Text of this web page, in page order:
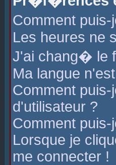
Comment
Les heures ne
J'ai chang� le
Ma langue
Comment
d'utilisateur ?
Comment
Lorsque je
me connecter !